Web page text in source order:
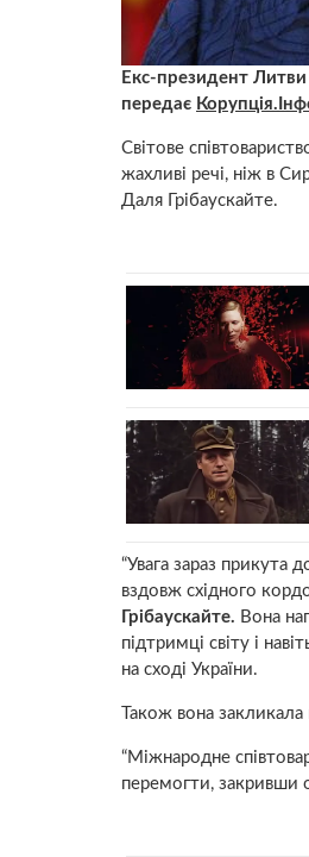
Екс-президент
передає
Світове
жахливі речі, ніж в
Даля Грібаускайте.
“Увага зараз прикута
вздовж східного
Грібаускайте. Вона
підтримці світу і
на сході України.
Також вона закликала
“Міжнародне
перемогти, закривши